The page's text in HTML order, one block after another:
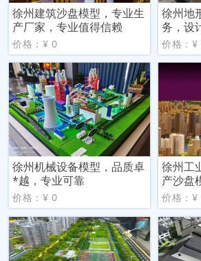
徐州建筑沙盘模型，专业生
产厂家，专业值得信赖
价格：¥ 0
徐州地
务，设
价格：¥
徐州机械设备模型，品质卓
*越，专业可靠
价格：¥ 0
徐州工
产沙盘
价格：¥